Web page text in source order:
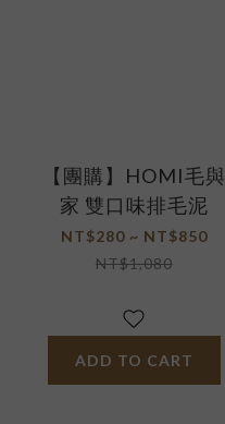
【團購】HOMI毛與
家 雙口味排毛泥
NT$280 ~ NT$850
NT$1,080
ADD TO CART